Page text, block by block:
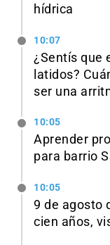
hídrica
10:07
¿Sentís que
latidos?
ser una
10:05
Aprender
para barrio
10:05
9 de agosto
cien años,